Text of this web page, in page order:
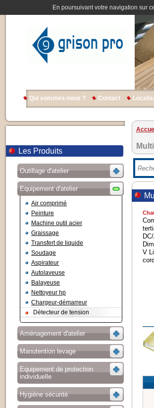
En poursuivant votre navigation sur
Qui sommes-nous ? Contact
Les Produits
Outillage d'atelier
Equipement d'atelier
Air comprimé
Peinture
Machine outil acier
Graissage
Transfert de liquide
Soudage
Aspirateur
Autolaveuse
Balayeuse
Nettoyeur hp
Chargeur-démarreur
Détecteur de tension
Aménagement d'atelier
Manutention levage
Equipement de protection
individuelle
Hygiène sécurité
V